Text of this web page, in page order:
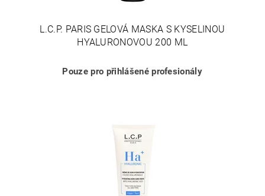
L.C.P. PARIS GELOVÁ MASKA S KYSELINOU
HYALURONOVOU 200 ML
Pouze pro přihlášené profesionály